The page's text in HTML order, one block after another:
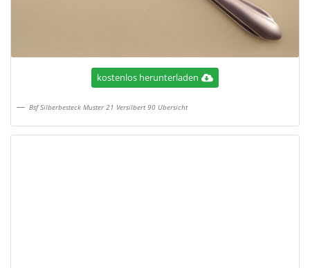
kostenlos herunterladen
Bsf Silberbesteck Muster 21 Versilbert 90 Ubersicht